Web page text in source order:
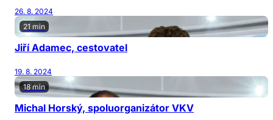
26. 8. 2024
21 min
Jiří Adamec, cestovatel
19. 8. 2024
18 min
Michal Horský, spoluorganizátor VKV